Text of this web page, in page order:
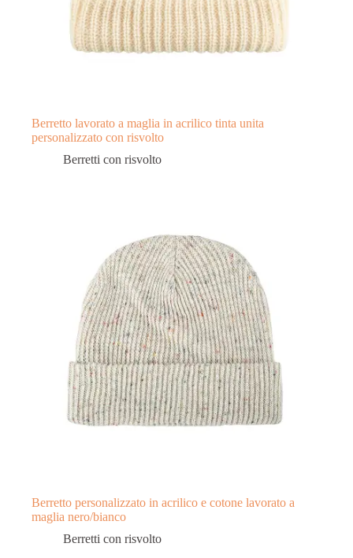
Berretto lavorato a maglia in acrilico tinta unita
personalizzato con risvolto
Berretti con risvolto
Berretto personalizzato in acrilico e cotone lavorato a
maglia nero/bianco
Berretti con risvolto